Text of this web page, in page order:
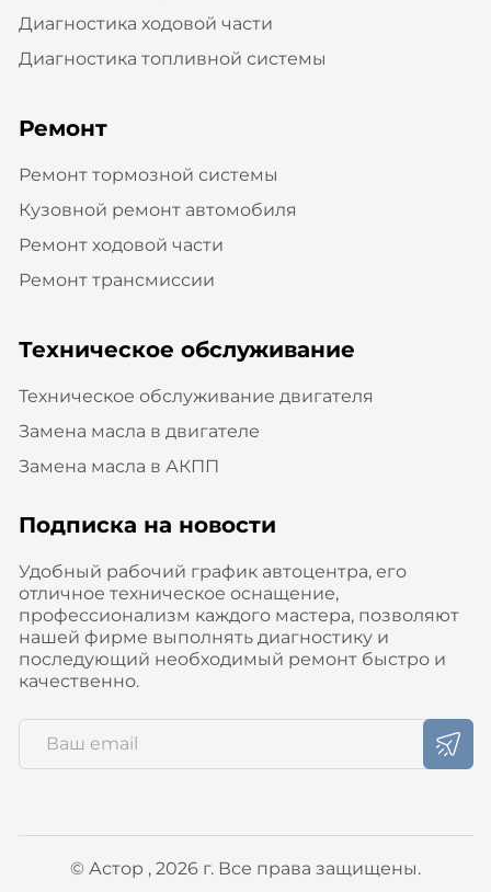
Диагностика ходовой части
Диагностика топливной системы
Ремонт
Ремонт тормозной системы
Кузовной ремонт автомобиля
Ремонт ходовой части
Ремонт трансмиссии
Техническое обслуживание
Техническое обслуживание двигателя
Замена масла в двигателе
Замена масла в АКПП
Подписка на новости
Удобный рабочий график автоцентра, его
отличное техническое оснащение,
профессионализм каждого мастера, позволяют
нашей фирме выполнять диагностику и
последующий необходимый ремонт быстро и
качественно.
© Астор , 2026 г. Все права защищены.